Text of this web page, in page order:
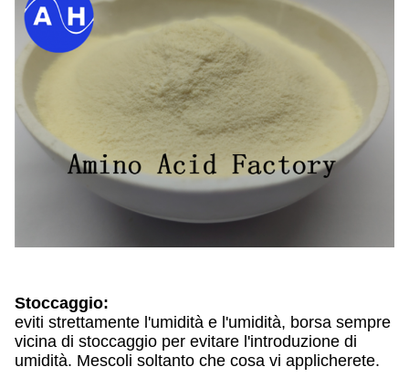
Stoccaggio:
eviti strettamente l'umidità e l'umidità, borsa sempre
vicina di stoccaggio per evitare l'introduzione di
umidità. Mescoli soltanto che cosa vi applicherete.